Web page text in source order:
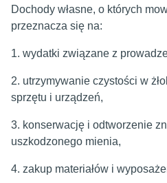
Dochody własne, o których
przeznacza się na:
1. wydatki związane z
2. utrzymywanie czystości w
sprzętu i urządzeń,
3. konserwację i odtworzenie
uszkodzonego mienia,
4. zakup materiałów i